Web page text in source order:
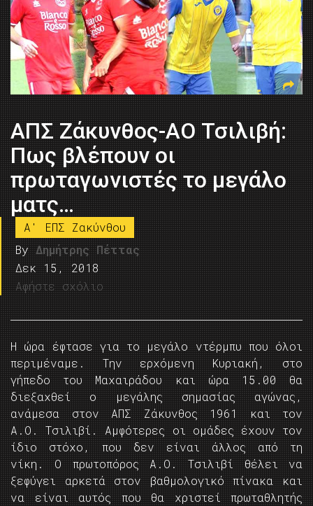
ΑΠΣ Ζάκυνθος-ΑΟ Τσιλιβή:
Πως βλέπουν οι
πρωταγωνιστές το μεγάλο
ματς…
A' ΕΠΣ Ζακύνθου
By Δημήτρης Πέττας
Δεκ 15, 2018
Αφήστε σχόλιο
Η ώρα έφτασε για το μεγάλο ντέρμπυ που όλοι
περιμέναμε. Την ερχόμενη Κυριακή, στο
γήπεδο του Μαχαιράδου και ώρα 15.00 θα
διεξαχθεί ο μεγάλης σημασίας αγώνας,
ανάμεσα στον ΑΠΣ Ζάκυνθος 1961 και τον
Α.Ο. Τσιλιβί. Αμφότερες οι ομάδες έχουν τον
ίδιο στόχο, που δεν είναι άλλος από τη
νίκη. Ο πρωτοπόρος Α.Ο. Τσιλιβί θέλει να
ξεφύγει αρκετά στον βαθμολογικό πίνακα και
να είναι αυτός που θα χριστεί πρωταθλητής